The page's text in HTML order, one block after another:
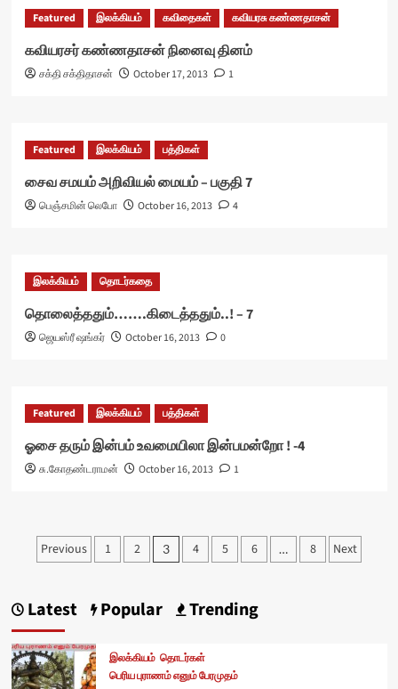
Featured இலக்கியம் கவிதைகள் கவியரசு கண்ணதாசன்
கவியரசர் கண்ணதாசன் நினைவு தினம்
சக்தி சக்திதாசன் October 17, 2013 1
Featured இலக்கியம் பத்திகள்
சைவ சமயம் அறிவியல் மையம் – பகுதி 7
பெஞ்சமின் லெபோ October 16, 2013 4
இலக்கியம் தொடர்கதை
தொலைத்ததும்…….கிடைத்ததும்..! – 7
ஜெயஸ்ரீ ஷங்கர் October 16, 2013 0
Featured இலக்கியம் பத்திகள்
ஓசை தரும் இன்பம் உவமையிலா இன்பமன்றோ ! -4
சு.கோதண்டராமன் October 16, 2013 1
Posts
Previous 1 2 3 4 5 6 … 8 Next
Latest Popular Trending
இலக்கியம் தொடர்கள்
பெரிய புராணம் எனும் பேரமுதம்